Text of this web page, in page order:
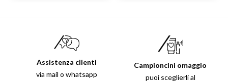
Assistenza clienti
via mail o whatsapp
Campioncini omaggio
puoi sceglierli al